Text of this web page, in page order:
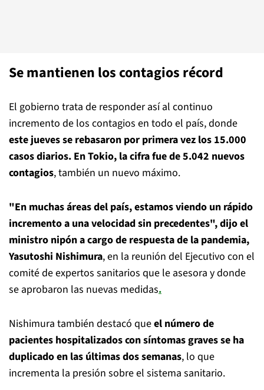
Se mantienen los contagios récord
El gobierno trata de responder así al continuo
incremento de los contagios en todo el país, donde
este jueves se rebasaron por primera vez los 15.000
casos diarios. En Tokio, la cifra fue de 5.042 nuevos
contagios, también un nuevo máximo.
"En muchas áreas del país, estamos viendo un rápido
incremento a una velocidad sin precedentes", dijo el
ministro nipón a cargo de respuesta de la pandemia,
Yasutoshi Nishimura, en la reunión del Ejecutivo con el
comité de expertos sanitarios que le asesora y donde
se aprobaron las nuevas medidas.
Nishimura también destacó queel número de
pacientes hospitalizados con síntomas graves se ha
duplicado en las últimas dos semanas, lo que
incrementa la presión sobre el sistema sanitario.